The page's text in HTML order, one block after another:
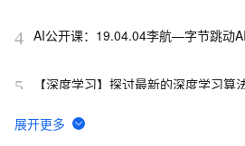
4 AI公开课：19.04.04李航—字节跳动
悟
5
【深度学习】探讨最新的深度学习算
6 华为在手机上，率先实现本地端自然